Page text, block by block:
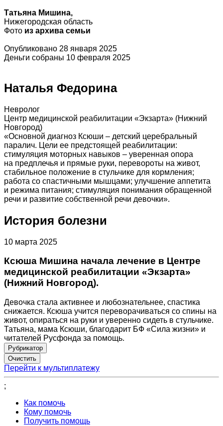
Татьяна Мишина,
Нижегородская область
Фото из архива семьи
Опубликовано 28 января 2025
Деньги собраны 10 февраля 2025
Наталья Федорина
Невролог
Центр медицинской реабилитации «Экзарта» (Нижний
Новгород)
«Основной диагноз Ксюши – детский церебральный
паралич. Цели ее предстоящей реабилитации:
стимуляция моторных навыков – уверенная опора
на предплечья и прямые руки, перевороты на живот,
стабильное положение в стульчике для кормления;
работа со спастичными мышцами; улучшение аппетита
и режима питания; стимуляция понимания обращенной
речи и развитие собственной речи девочки».
История болезни
10 марта 2025
Ксюша Мишина начала лечение в Центре
медицинской реабилитации «Экзарта»
(Нижний Новгород).
Девочка стала активнее и любознательнее, спастика
снижается. Ксюша учится переворачиваться со спины на
живот, опираться на руки и уверенно сидеть в стульчике.
Татьяна, мама Ксюши, благодарит БФ «Сила жизни» и
читателей Русфонда за помощь.
Рубрикатор
Перейти к мультиплатежу
;
Как помочь
Кому помочь
Получить помощь